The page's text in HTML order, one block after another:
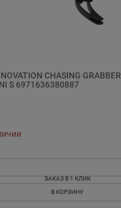
CHASING
S 6971636380887
ЗАКАЗ В 1 КЛИК
В КОРЗИНУ